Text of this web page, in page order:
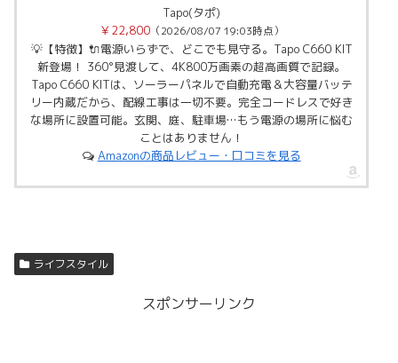
Tapo(タポ)
￥22,800（2026/08/07 19:03時点）
💡【特徴】🔌電源いらずで、どこでも見守る。Tapo C660 KIT
新登場！ 360°見渡して、4K800万画素の超高画質で記録。
Tapo C660 KITは、ソーラーパネルで自動充電＆大容量バッテ
リー内蔵だから、配線工事は一切不要。完全コードレスで好き
な場所に設置可能。玄関、庭、駐車場…もう電源の場所に悩む
ことはありません！
Amazonの商品レビュー・口コミを見る
ライフスタイル
スポンサーリンク